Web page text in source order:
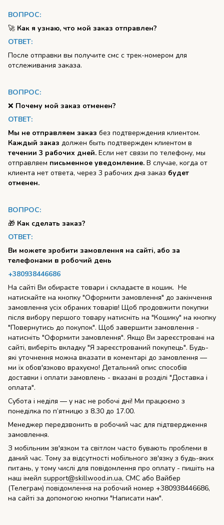
ВОПРОС:
🚀 Как я узнаю, что мой заказ отправлен?
ОТВЕТ:
После отправки вы получите смс с трек-номером для
отслеживания заказа.
ВОПРОС:
❌ Почему мой заказ отменен?
ОТВЕТ:
Мы не отправляем заказ без подтверждения клиентом.
Каждый заказ должен быть подтвержден клиентом в
течении 3 рабочих дней. Если нет связи по телефону, мы
отправляем письменное уведомление. В случае, когда от
клиента нет ответа, через 3 рабочих дня заказ будет
отменен.
ВОПРОС:
🎁 Как сделать заказ?
ОТВЕТ:
Ви можете зробити замовлення на сайті, або за
телефонами в робочий день
+380938446686
На сайті Ви обираєте товари і складаєте в кошик. Не
натискайте на кнопку "Оформити замовлення" до закінчення
замовлення усіх обраних товарів! Щоб продовжити покупки
після вибору першого товару натисніть на "Кошику" на кнопку
"Повернутись до покупок". Щоб завершити замовлення -
натисніть "Оформити замовлення". Якщо Ви зареєстровані на
сайті, виберіть вкладку "Я зареєстрований покупець". Будь-
які уточнення можна вказати в коментарі до замовлення ―
ми їх обов'язково врахуємо! Детальний опис способів
доставки і оплати замовлень - вказані в розділі "Доставка і
оплата".
Субота і неділя ― у нас не робочі дні! Ми працюємо з
понеділка по п’ятницю з 8.30 до 17.00.
Менеджер передзвонить в робочий час для підтвердження
замовлення.
З мобільним зв'язком та світлом часто бувають проблеми в
даний час. Тому за відсутності мобільного зв'язку з будь-яких
питань, у тому числі для повідомлення про оплату - пишіть на
наш імейл support@skillwood.in.ua, СМС або Вайбер
(Телеграм) повідомлення на робочий номер +380938446686,
на сайті за допомогою кнопки "Написати нам".